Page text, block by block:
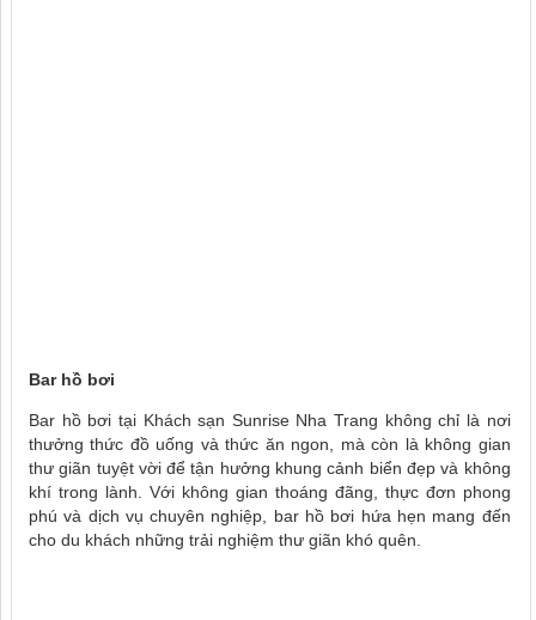
Bar hồ bơi
Bar hồ bơi tại Khách sạn Sunrise Nha Trang không chỉ là nơi
thưởng thức đồ uống và thức ăn ngon, mà còn là không gian
thư giãn tuyệt vời để tận hưởng khung cảnh biển đẹp và không
khí trong lành. Với không gian thoáng đãng, thực đơn phong
phú và dịch vụ chuyên nghiệp, bar hồ bơi hứa hẹn mang đến
cho du khách những trải nghiệm thư giãn khó quên.